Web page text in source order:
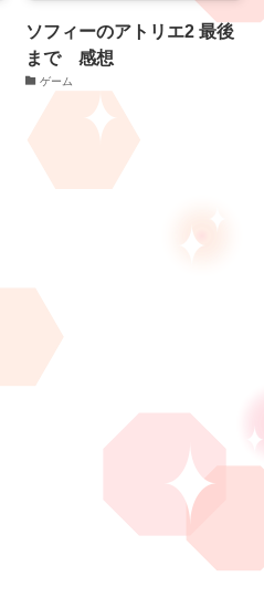
ソフィーのアトリエ2 最後
まで 感想
ゲーム